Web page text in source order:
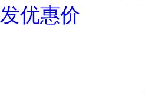
发优惠价